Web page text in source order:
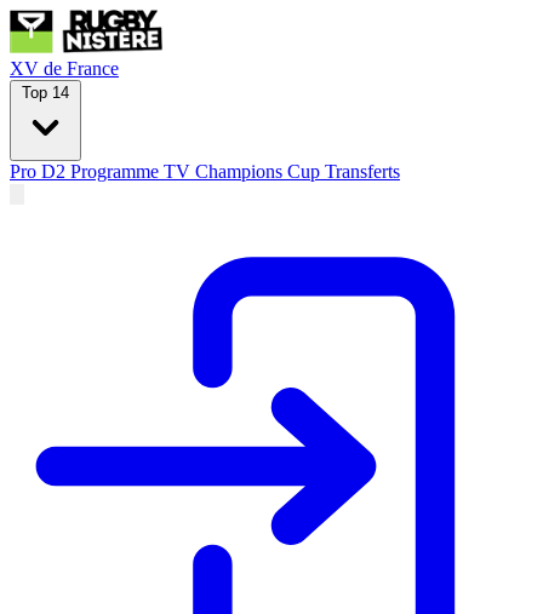
XV de France
Top 14
Pro D2 Programme TV Champions Cup Transferts